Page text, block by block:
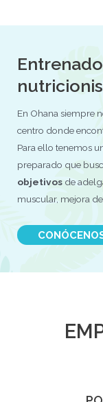
En Ohana siempre
centro donde
Para ello tenemos
preparado que
objetivos de
muscular, mejora